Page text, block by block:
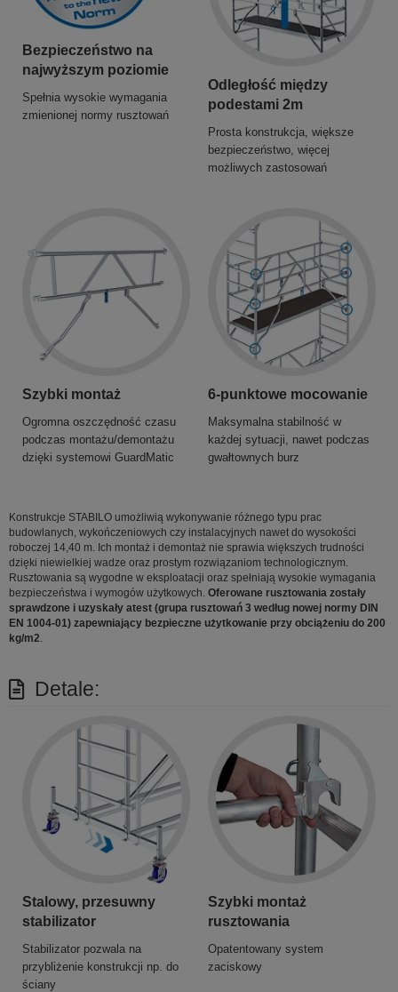
Bezpieczeństwo na
najwyższym poziomie
Spełnia wysokie wymagania
zmienionej normy rusztowań
Odległość między
podestami 2m
Prosta konstrukcja, większe
bezpieczeństwo, więcej
możliwych zastosowań
Szybki montaż
Ogromna oszczędność czasu
podczas montażu/demontażu
dzięki systemowi GuardMatic
6-punktowe mocowanie
Maksymalna stabilność w
każdej sytuacji, nawet podczas
gwałtownych burz
Konstrukcje STABILO umożliwią wykonywanie różnego typu prac
budowlanych, wykończeniowych czy instalacyjnych nawet do wysokości
roboczej 14,40 m. Ich montaż i demontaż nie sprawia większych trudności
dzięki niewielkiej wadze oraz prostym rozwiązaniom technologicznym.
Rusztowania są wygodne w eksploatacji oraz spełniają wysokie wymagania
bezpieczeństwa i wymogów użytkowych. Oferowane rusztowania zostały
sprawdzone i uzyskały atest (grupa rusztowań 3 według nowej normy DIN
EN 1004-01) zapewniający bezpieczne użytkowanie przy obciążeniu do 200
kg/m2
Detale:
Stalowy, przesuwny
stabilizator
Stabilizator pozwala na
przybliżenie konstrukcji np. do
ściany
Szybki montaż
rusztowania
Opatentowany system
zaciskowy